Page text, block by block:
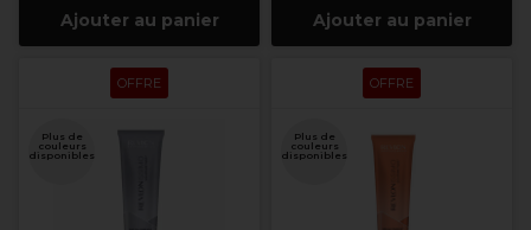
Ajouter au panier Ajouter au panier
OFFRE
Plus de
couleurs
disponibles
OFFRE
Plus de
couleurs
disponibles